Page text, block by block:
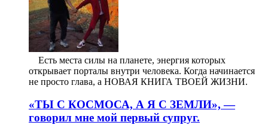
⠀ Есть места силы на планете, энергия которых
открывает порталы внутри человека. Когда начинается
не просто глава, а НОВАЯ КНИГА ТВОЕЙ ЖИЗНИ.
«ТЫ С КОСМОСА, А Я С ЗЕМЛИ», —
говорил мне мой первый супруг.